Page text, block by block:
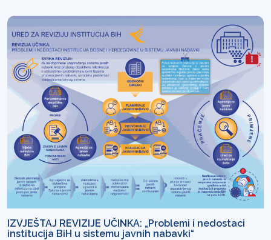
IZVJEŠTAJ REVIZIJE UČINKA: „Problemi i nedostaci
institucija BiH u sistemu javnih nabavki“